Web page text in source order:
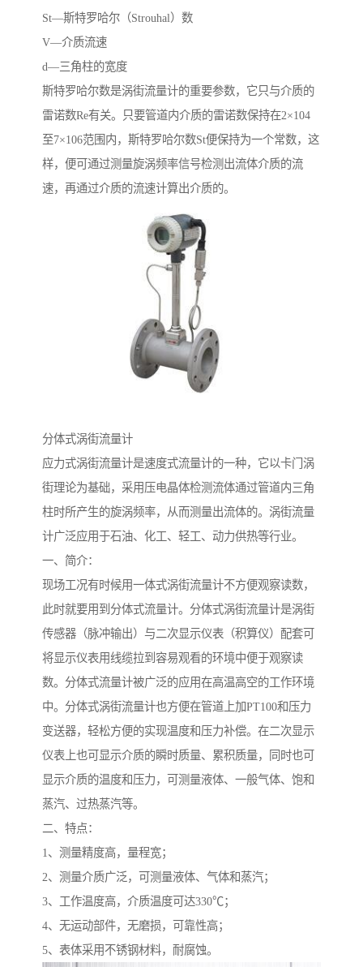
St—斯特罗哈尔（Strouhal）数
V—介质流速
d—三角柱的宽度
斯特罗哈尔数是涡街流量计的重要参数，它只与介质的
雷诺数Re有关。只要管道内介质的雷诺数保持在2×104
至7×106范围内，斯特罗哈尔数St便保持为一个常数，这
样，便可通过测量旋涡频率信号检测出流体介质的流
速，再通过介质的流速计算出介质的。
分体式涡街流量计
应力式涡街流量计是速度式流量计的一种，它以卡门涡
街理论为基础，采用压电晶体检测流体通过管道内三角
柱时所产生的旋涡频率，从而测量出流体的。涡街流量
计广泛应用于石油、化工、轻工、动力供热等行业。
一、简介：
现场工况有时候用一体式涡街流量计不方便观察读数，
此时就要用到分体式流量计。分体式涡街流量计是涡街
传感器（脉冲输出）与二次显示仪表（积算仪）配套可
将显示仪表用线缆拉到容易观看的环境中便于观察读
数。分体式流量计被广泛的应用在高温高空的工作环境
中。分体式涡街流量计也方便在管道上加PT100和压力
变送器，轻松方便的实现温度和压力补偿。在二次显示
仪表上也可显示介质的瞬时质量、累积质量，同时也可
显示介质的温度和压力，可测量液体、一般气体、饱和
蒸汽、过热蒸汽等。
二、特点：
1、测量精度高，量程宽；
2、测量介质广泛，可测量液体、气体和蒸汽；
3、工作温度高，介质温度可达330℃；
4、无运动部件，无磨损，可靠性高；
5、表体采用不锈钢材料，耐腐蚀。